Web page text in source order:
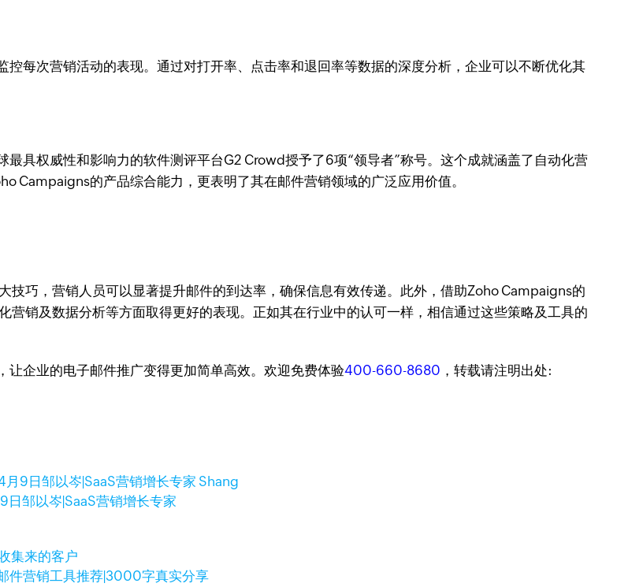
每次营销活动的表现。通过对打开率、点击率和退回率等数据的深度分析，企业可以不断优化其
具权威性和影响力的软件测评平台G2 Crowd授予了6项“领导者”称号。这个成就涵盖了自动化营
Campaigns的产品综合能力，更表明了其在邮件营销领域的广泛应用价值。
技巧，营销人员可以显著提升邮件的到达率，确保信息有效传递。此外，借助Zoho Campaigns的
销及数据分析等方面取得更好的表现。正如其在行业中的认可一样，相信通过这些策略及工具的
，让企业的电子邮件推广变得更加简单高效。欢迎免费体验400-660-8680 ，转载请注明出处:
月9日邹以岑|SaaS营销增长专家 Shang
日邹以岑|SaaS营销增长专家
集来的客户
件营销工具推荐|3000字真实分享